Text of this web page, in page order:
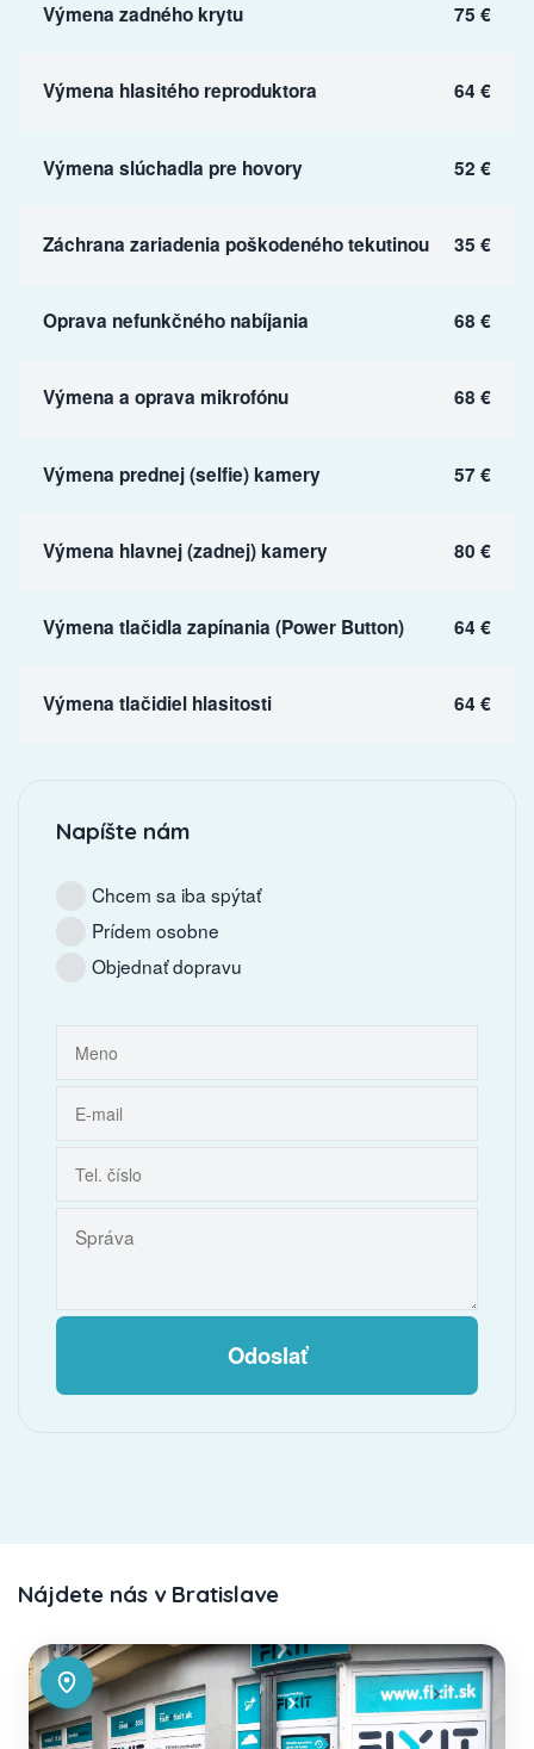
Výmena zadného krytu 75 €
Výmena hlasitého reproduktora 64 €
Výmena slúchadla pre hovory 52 €
Záchrana zariadenia poškodeného tekutinou 35 €
Oprava nefunkčného nabíjania 68 €
Výmena a oprava mikrofónu 68 €
Výmena prednej (selfie) kamery 57 €
Výmena hlavnej (zadnej) kamery 80 €
Výmena tlačidla zapínania (Power Button) 64 €
Výmena tlačidiel hlasitosti 64 €
Napíšte nám
Chcem sa iba spýtať
Prídem osobne
Objednať dopravu
Odoslať
Nájdete nás v Bratislave